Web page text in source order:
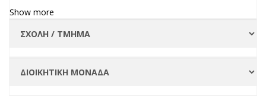
Show more